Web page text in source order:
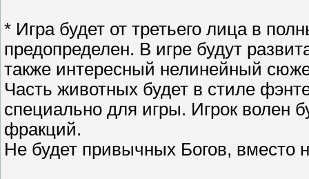
* Игра будет от третьего лица в
предопределен. В игре будут
также интересный нелинейный
Часть животных будет в стиле
специально для игры. Игрок волен
фракций.
Не будет привычных Богов, вместо